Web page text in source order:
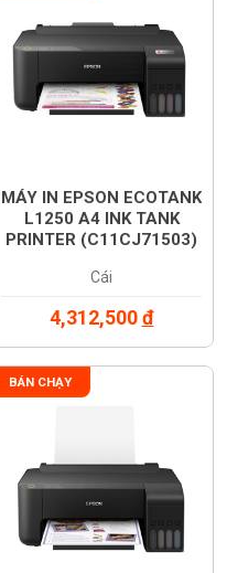
MÁY IN EPSON ECOTANK
L1250 A4 INK TANK
PRINTER (C11CJ71503)
Cái
4,312,500đ
BÁN CHẠY